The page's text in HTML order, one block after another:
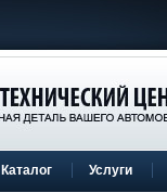
Каталог Услуги